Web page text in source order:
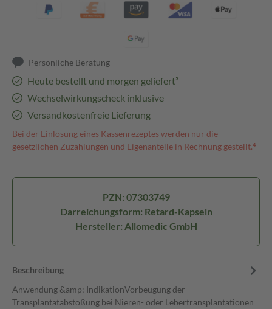
Persönliche Beratung
Heute bestellt und morgen geliefert³
Wechselwirkungscheck inklusive
Versandkostenfreie Lieferung
Bei der Einlösung eines Kassenrezeptes werden nur die
gesetzlichen Zuzahlungen und Eigenanteile in Rechnung gestellt.⁴
PZN: 07303749
Darreichungsform: Retard-Kapseln
Hersteller: Allomedic GmbH
Beschreibung
Anwendung &amp; IndikationVorbeugung der
Transplantatabstoßung bei Nieren- oder Lebertransplantationen